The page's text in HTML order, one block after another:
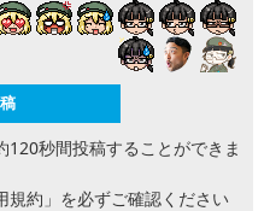
秒間投稿することができま
規約」 を必ずご確認ください